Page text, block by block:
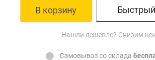
В корзину
Нашли дешевле? Снизим
Самовывоз со склада